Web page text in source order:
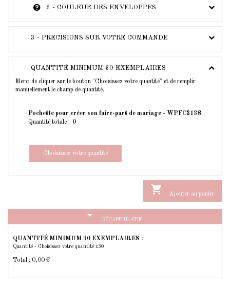
2 - COULEUR DES ENVELOPPES
3 - PRECISIONS SUR VOTRE COMMANDE
QUANTITÉ MINIMUM 30 EXEMPLAIRES
Merci de cliquer sur le bouton "Choisissez votre quantité" et de remplir
manuellement le champ de quantité.
Pochette pour créer son faire-part de mariage - WPFC2138
Quantité totale :
Choisissez votre quantité
 Ajouter au panier
arrow_drop_down RÉCAPITULATIF
QUANTITÉ MINIMUM 30 EXEMPLAIRES :
Quantité - Choisissez votre quantité x30
Total : 0,00 €